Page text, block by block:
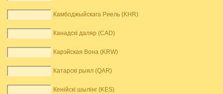
Камбоджыйскага Риель (KHR)
Канадскі даляр (CAD)
Карэйская Вона (KRW)
Катарскі рыял (QAR)
Кенійскі шылінг (KES)